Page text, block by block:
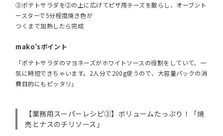
③ポテトサラダを②の上に広げてピザ用チーズを散らし、オーブント
ースターで5分程度焼き色が
つくまで加熱したら完成
mako’sポイント
「ポテトサラダのマヨネーズがホワイトソースの役割をしていて、一
気に時短できちゃいます。2人分で200g使うので、大容量パックの消
費目的にもピッタリ」
【業務用スーパーレシピ②】ボリュームたっぷり！「焼
売とナスのチリソース」